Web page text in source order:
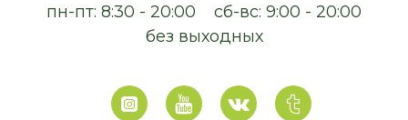
пн-пт: 8:30 - 20:00
сб-вс: 9:00 - 20:00
без выходных